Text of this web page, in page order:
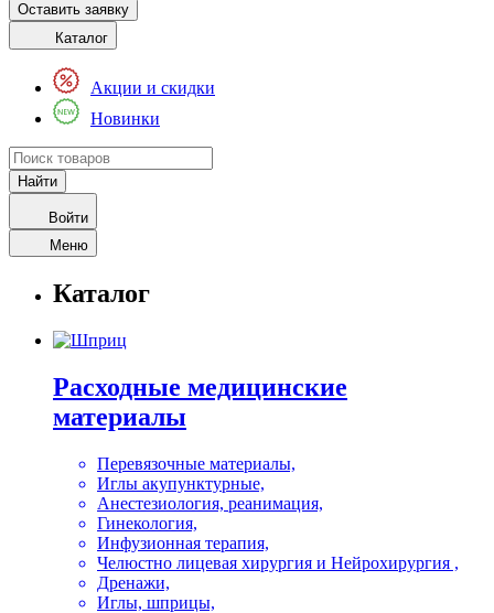
Оставить заявку
Каталог
Акции и скидки
Новинки
Войти
Меню
Каталог
Расходные медицинские
материалы
Перевязочные материалы,
Иглы акупунктурные,
Анестезиология, реанимация,
Гинекология,
Инфузионная терапия,
Челюстно лицевая хирургия и Нейрохирургия ,
Дренажи,
Иглы, шприцы,